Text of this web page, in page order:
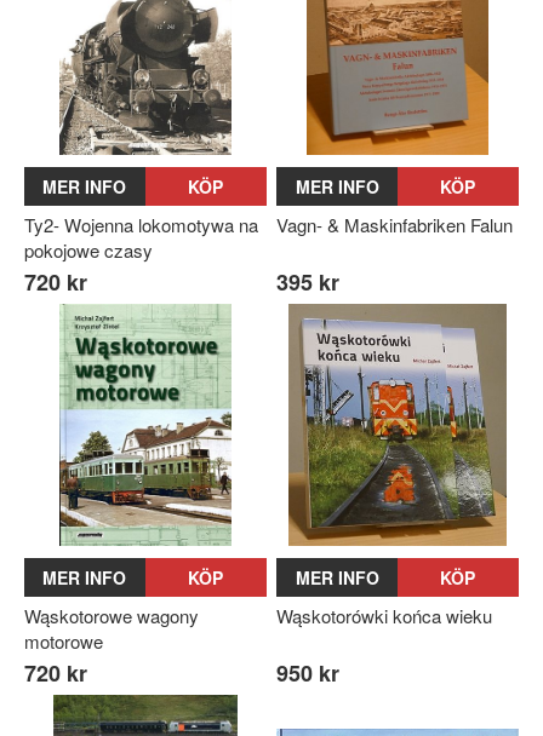
MER INFO KÖP
Ty2- Wojenna lokomotywa na
pokojowe czasy
720 kr
MER INFO KÖP
Vagn- & Maskinfabriken Falun
395 kr
MER INFO KÖP
Wąskotorowe wagony
motorowe
720 kr
MER INFO KÖP
Wąskotorówki końca wieku
950 kr